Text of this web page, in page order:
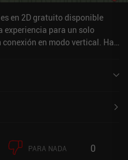
en 2D gratuito disponible
experiencia para un solo
en modo vertical. Ha
Store de iOS.
PARA NADA 0